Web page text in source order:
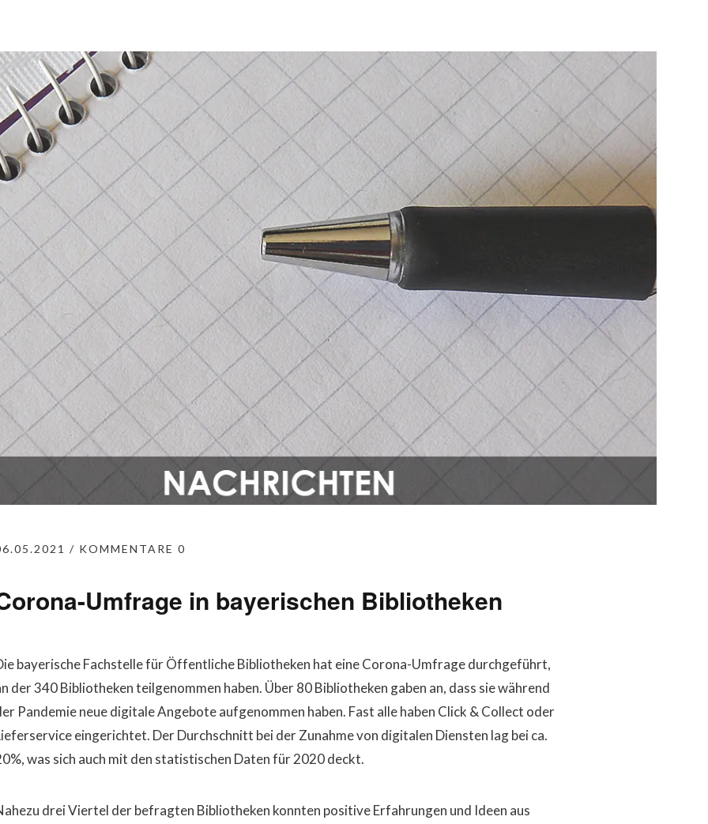
KOMMENTARE 0
Umfrage in bayerischen Bibliotheken
bayerische Fachstelle für Öffentliche Bibliotheken hat eine Corona-Umfrage durchgeführt,
der 340 Bibliotheken teilgenommen haben. Über 80 Bibliotheken gaben an, dass sie während
Pandemie neue digitale Angebote aufgenommen haben. Fast alle haben Click & Collect oder
eingerichtet. Der Durchschnitt bei der Zunahme von digitalen Diensten lag bei ca.
was sich auch mit den statistischen Daten für 2020 deckt.
drei Viertel der befragten Bibliotheken konnten positive Erfahrungen und Ideen aus